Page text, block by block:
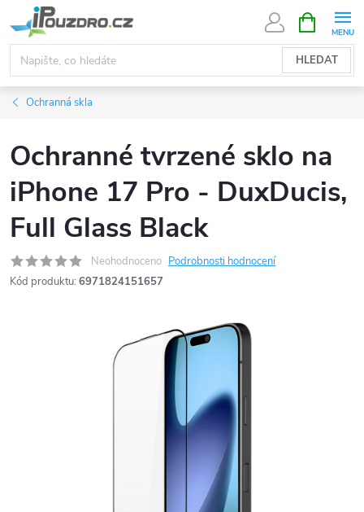
na
obsah
HLEDAT
NÁKUPNÍ
KOŠÍK
Ochranná skla
Ochranné tvrzené sklo na
iPhone 17 Pro - DuxDucis,
Full Glass Black
Neohodnoceno Podrobnosti hodnocení
Kód produktu: 6971824151657